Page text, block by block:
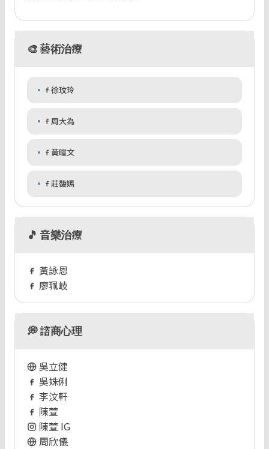
🎨 藝術治療
徐玟玲
周大為
黃暄文
莊馥嫣
🎵 音樂治療
黃詠恩
廖珮岐
💭 諮商心理
吳立健
吳姝俐
李汶軒
陳萱
陳萱 IG
周欣儀